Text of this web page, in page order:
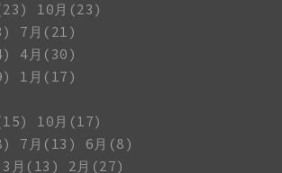
10月(23)
7月(21)
4月(30)
1月(17)
10月(17)
7月(13)
6月(8)
3月(13)
2月(27)